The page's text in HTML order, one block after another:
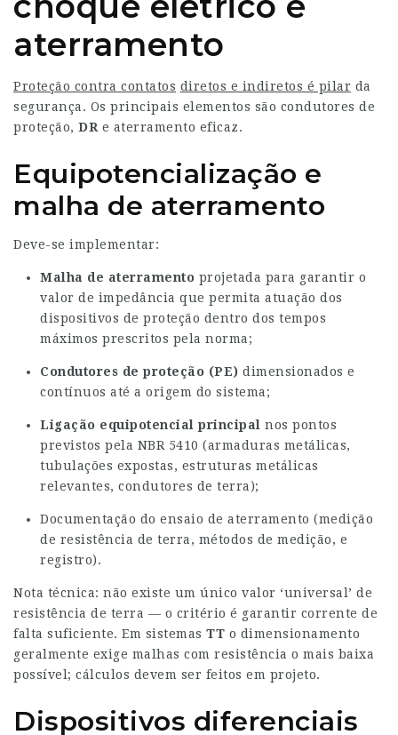
aterramento
Proteção contra contatos diretos e indiretos é pilar da
segurança. Os principais elementos são condutores de
proteção, DR e aterramento eficaz.
Equipotencialização e
malha de aterramento
Deve-se implementar:
Malha de aterramento projetada para garantir o
valor de impedância que permita atuação dos
dispositivos de proteção dentro dos tempos
máximos prescritos pela norma;
Condutores de proteção (PE) dimensionados e
contínuos até a origem do sistema;
Ligação equipotencial principal nos pontos
previstos pela NBR 5410 (armaduras metálicas,
tubulações expostas, estruturas metálicas
relevantes, condutores de terra);
Documentação do ensaio de aterramento (medição
de resistência de terra, métodos de medição, e
registro).
Nota técnica: não existe um único valor ‘universal’ de
resistência de terra — o critério é garantir corrente de
falta suficiente. Em sistemas TT o dimensionamento
geralmente exige malhas com resistência o mais baixa
possível; cálculos devem ser feitos em projeto.
Dispositivos diferenciais